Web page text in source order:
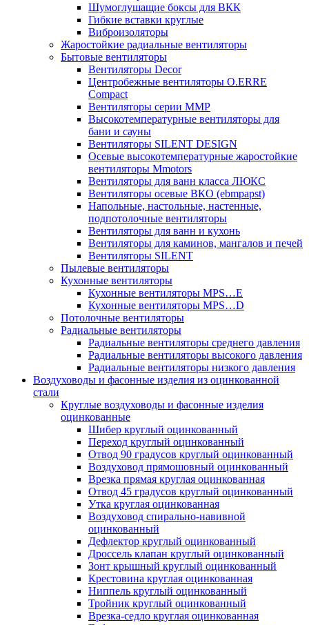
Шумоглушащие боксы для ВКК
Гибкие вставки круглые
Виброизоляторы
Жаростойкие радиальные вентиляторы
Бытовые вентиляторы
Вентиляторы Decor
Центробежные вентиляторы O.ERRE
Compact
Вентиляторы серии ММР
Высокотемпературные вентиляторы для
бани и сауны
Вентиляторы SILENT DESIGN
Осевые высокотемпературные жаростойкие
вентиляторы Mmotors
Вентиляторы для ванн класса ЛЮКС
Вентиляторы осевые ВКО (ebmpapst)
Напольные, настольные, настенные,
подпотолочные вентиляторы
Вентиляторы для ванн и кухонь
Вентиляторы для каминов, мангалов и печей
Вентиляторы SILENT
Пылевые вентиляторы
Кухонные вентиляторы
Кухонные вентиляторы MPS…E
Кухонные вентиляторы MPS…D
Потолочные вентиляторы
Радиальные вентиляторы
Радиальные вентиляторы среднего давления
Радиальные вентиляторы высокого давления
Радиальные вентиляторы низкого давления
Воздуховоды и фасонные изделия из оцинкованной
стали
Круглые воздуховоды и фасонные изделия
оцинкованные
Шибер круглый оцинкованный
Переход круглый оцинкованный
Отвод 90 градусов круглый оцинкованный
Воздуховод прямошовный оцинкованный
Врезка прямая круглая оцинкованная
Отвод 45 градусов круглый оцинкованный
Утка круглая оцинкованная
Воздуховод спирально-навивной
оцинкованный
Дефлектор круглый оцинкованный
Дроссель клапан круглый оцинкованный
Зонт крышный круглый оцинкованный
Крестовина круглая оцинкованная
Ниппель круглый оцинкованный
Тройник круглый оцинкованный
Врезка-седло круглая оцинкованная